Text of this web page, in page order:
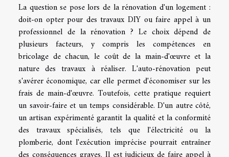
La question se pose lors de la rénovation d'un logement :
doit-on opter pour des travaux DIY ou faire appel à un
professionnel de la rénovation ? Le choix dépend de
plusieurs facteurs, y compris les compétences en
bricolage de chacun, le coût de la main-d'œuvre et la
nature des travaux à réaliser. L'auto-rénovation peut
s'avérer économique, car elle permet d'économiser sur les
frais de main-d'œuvre. Toutefois, cette pratique requiert
un savoir-faire et un temps considérable. D'un autre côté,
un artisan expérimenté garantit la qualité et la conformité
des travaux spécialisés, tels que l'électricité ou la
plomberie, dont l'exécution imprécise pourrait entraîner